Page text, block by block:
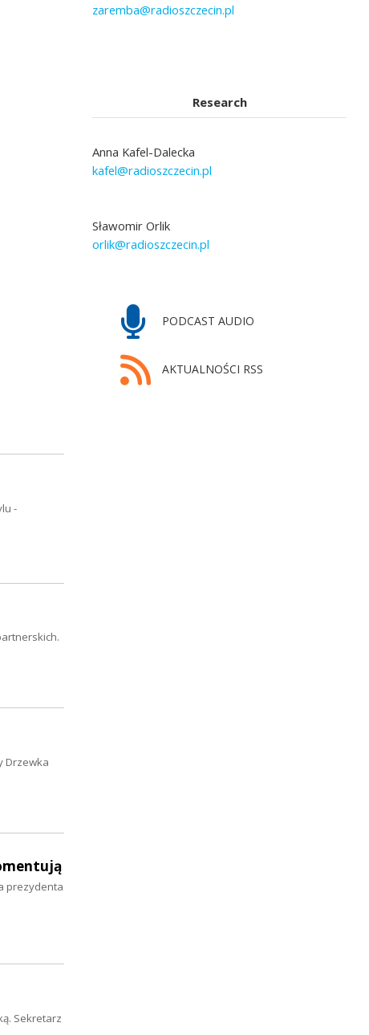
zaremba@radioszczecin.pl
Research
Anna Kafel-Dalecka
kafel@radioszczecin.pl
Sławomir Orlik
orlik@radioszczecin.pl
PODCAST AUDIO
AKTUALNOŚCI RSS
-
Drzewka
prezydenta
Sekretarz